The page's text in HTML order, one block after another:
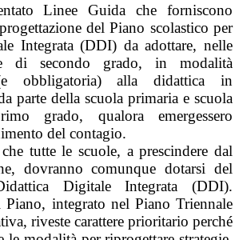
Linee Guida che forniscono
del Piano scolastico per
Integrata (DDI) da adottare, nelle
di secondo grado, in modalità
(e obbligatoria) alla didattica in
parte della scuola primaria e scuola
grado, qualora emergessero
del contagio.
tutte le scuole, a prescindere dal
dovranno comunque dotarsi del
Digitale Integrata (DDI).
Piano, integrato nel Piano Triennale
riveste carattere prioritario perché